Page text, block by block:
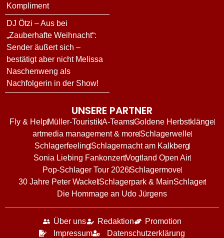
Kompliment
DJ Ötzi – Aus bei
„Zauberhafte Weihnacht“:
Sender äußert sich –
bestätigt aber nicht Melissa
Naschenweng als
Nachfolgerin in der Show!
UNSERE PARTNER
Fly & HelpMüller-TouristikA-TeamsGoldene Herbstklänge
artmedia management & moreSchlagerwelle
SchlagerfeelingSchlagernacht am Kalkberg
Sonia Liebing FankonzertVogtland Open Air
Pop-Schlager Tour 2026Schlagermove
30 Jahre Peter Wackel Schlagerpark & MainSchlager
Die Hommage an Udo Jürgens
Über uns Redaktion
Promotion
Impressum
Datenschutzerklärung